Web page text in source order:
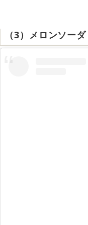
（3）メロンソーダ